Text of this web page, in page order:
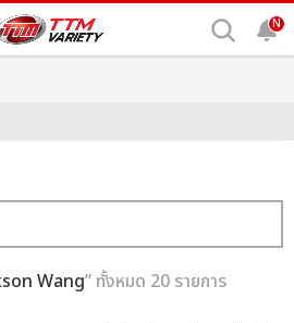
N
Wang” ทั้งหมด 20 รายการ